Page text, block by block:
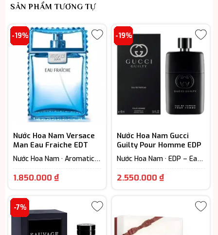
SẢN PHẨM TƯƠNG TỰ
-19%
Nước Hoa Nam Versace
Man Eau Fraiche EDT
Nước Hoa Nam · Aromatic –
Eau De Toilette (Lưu hương
1.850.000₫Giá
là:
1.850.000 ₫.
-19%
Nước Hoa Nam Gucci
Guilty Pour Homme EDP
Nước Hoa Nam · EDP – Eau
7-12h) · Woody Scent -
2.550.000 ₫Giá
là:
-7%